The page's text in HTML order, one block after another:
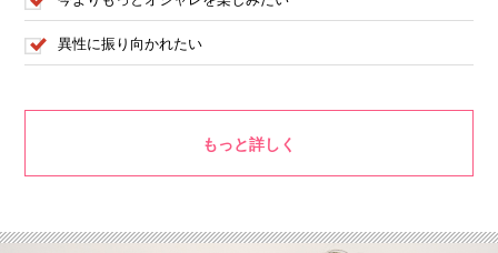
異性に振り向かれたい
もっと詳しく